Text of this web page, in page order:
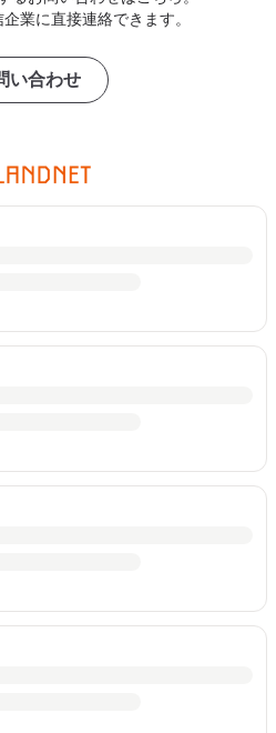
業に直接連絡できます。
い合わせ